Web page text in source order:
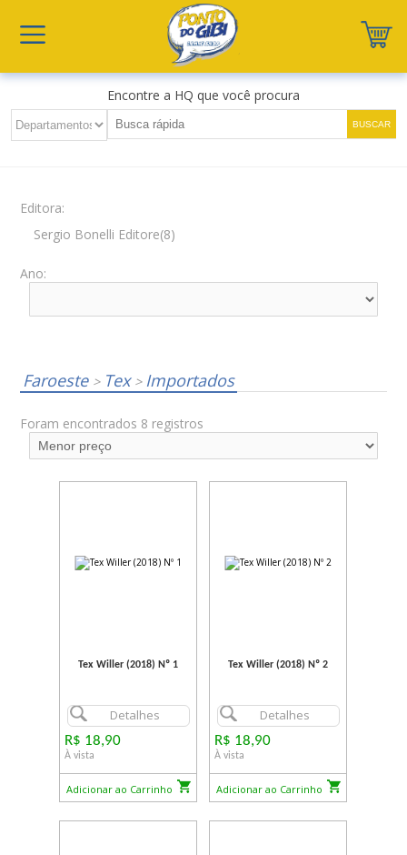
Encontre a HQ que você procura
Editora:
Sergio Bonelli Editore(8)
Ano:
Faroeste > Tex > Importados
Foram encontrados 8 registros
Tex Willer (2018) Nº 1
Detalhes
R$ 18,90
À vista
Adicionar ao Carrinho
Tex Willer (2018) Nº 2
Detalhes
R$ 18,90
À vista
Adicionar ao Carrinho